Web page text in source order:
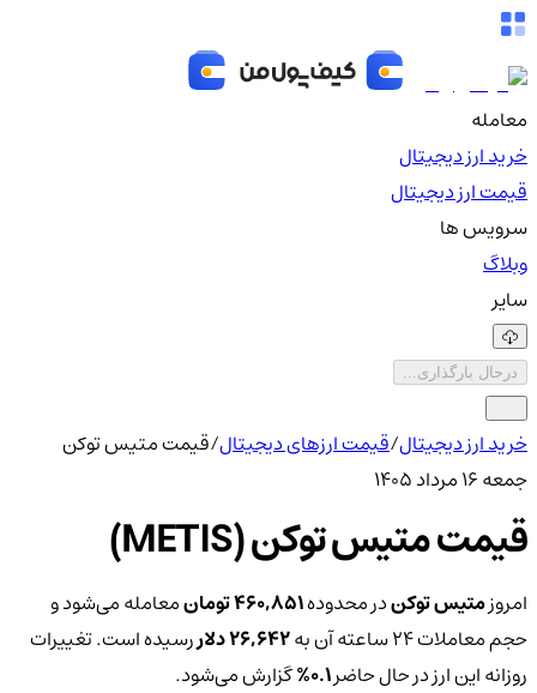
معامله
خرید ارز دیجیتال
قیمت ارز دیجیتال
سرویس ها
وبلاگ
سایر
درحال بارگذاری...
خرید ارز دیجیتال/قیمت ارزهای دیجیتال/قیمت متیس توکن
جمعه ۱۶ مرداد ۱۴۰۵
قیمت متیس توکن (METIS)
امروزمتیس توکندر محدوده460,851 تومان
معامله می‌شود و
حجم معاملات ۲۴ ساعته آن به
26,642 دلار
رسیده است. تغییرات
روزانه این ارز در حال حاضر0.1% گزارش می‌شود.